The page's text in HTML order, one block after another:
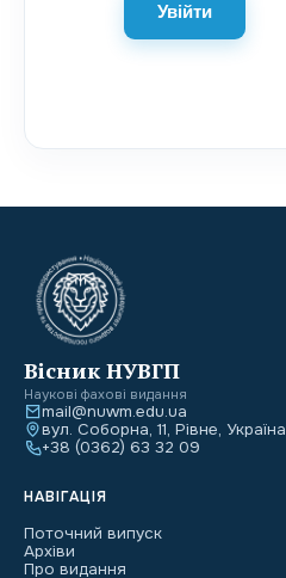
Увійти
Вісник НУВГП
Наукові фахові видання
mail@nuwm.edu.ua
вул. Соборна, 11, Рівне, Україна
+38 (0362) 63 32 09
НАВІГАЦІЯ
Поточний випуск
Архіви
Про видання